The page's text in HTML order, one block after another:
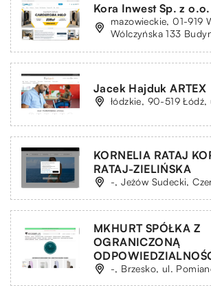
Kora Inwest Sp. z o.o.
mazowieckie, 01-919
Wólczyńska 133
Jacek Hajduk ARTEX
łódzkie, 90-519 Łódź,
KORNELIA RATAJ
RATAJ-ZIELIŃSKA
-, Jeżów Sudecki,
MKHURT SPÓŁKA Z
OGRANICZONĄ
-, Brzesko, ul.